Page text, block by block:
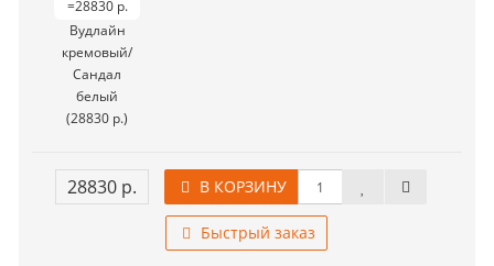
Вудлайн
кремовый/
Сандал
белый
(28830 р.)
28830 р. В КОРЗИНУ
Быстрый заказ